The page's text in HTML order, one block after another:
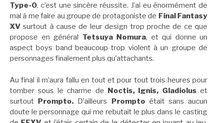
Type-0, c’est une sincère réussite. J’ai eu énormément de
mal à me faire au groupe de protagoniste de Final Fantasy
XV surtout à cause de leur design trop proche de ce que
propose en général Tetsuya Nomura, et qui donne un
aspect boys band beaucoup trop violent à un groupe de
personnages finalement plus qu’attachants.
Au final il m’aura fallu en tout et pour tout trois heures pour
tomber sous le charme de Noctis, Ignis, Gladiolus et
surtout Prompto. D’ailleurs Prompto était sans aucun
doute le personnage qui me rebutait le plus dans le casting